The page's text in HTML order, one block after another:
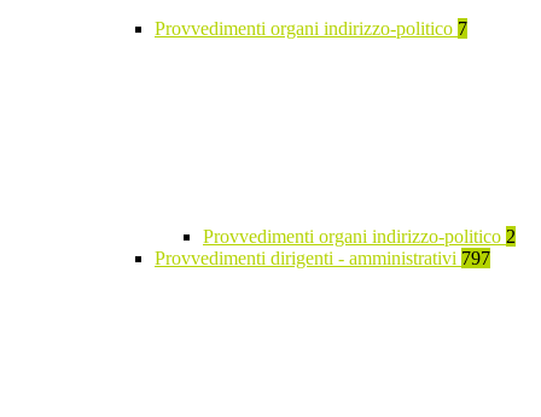
Provvedimenti organi indirizzo-politico 7
Provvedimenti organi indirizzo-politico 2
Provvedimenti dirigenti - amministrativi 797